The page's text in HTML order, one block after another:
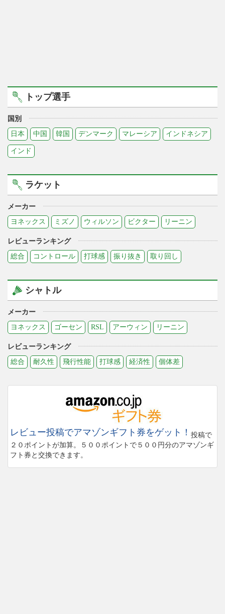
トップ選手
国別
日本
中国 韓国 デンマーク マレーシア インドネシア
インド
ラケット
メーカー
ヨネックス
ミズノ ウィルソン ビクター リーニン
レビューランキング
総合
コントロール 打球感 振り抜き 取り回し
シャトル
メーカー
ヨネックス
ゴーセン RSL アーウィン リーニン
レビューランキング
総合
耐久性 飛行性能 打球感 経済性 個体差
レビュー投稿でアマゾンギフト券をゲット！ 投稿で
２０ポイントが加算。５００ポイントで５００円分のアマゾンギ
フト券と交換できます。